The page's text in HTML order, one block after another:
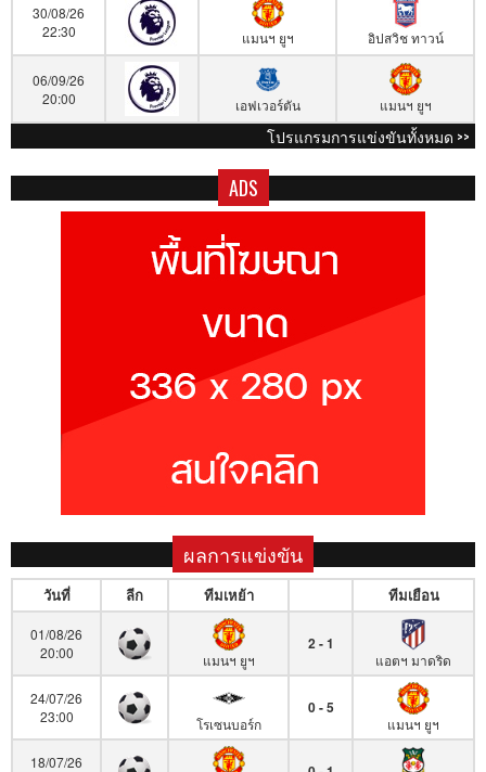
30/08/26
22:30
แมนฯ ยูฯ อิปสวิช ทาวน์
06/09/26
20:00
เอฟเวอร์ตัน แมนฯ ยูฯ
โปรแกรมการแข่งขันทั้งหมด >>
ADS
ผลการแข่งขัน
วันที่ ลีก ทีมเหย้า ทีมเยือน
01/08/26
20:00
แมนฯ ยูฯ
2 - 1
แอตฯ มาดริด
24/07/26
23:00
โรเซนบอร์ก
0 - 5
แมนฯ ยูฯ
18/07/26